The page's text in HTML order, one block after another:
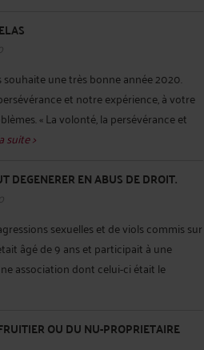
souhaite une très bonne année 2020.
et notre expérience, à votre
« La volonté, la persévérance et
suite >
DEGENERER EN ABUS DE DROIT.
sexuelles et de viols commis sur
âgé de 9 ans et participait à une
association dont celui-ci était le
OU DU NU-PROPRIETAIRE